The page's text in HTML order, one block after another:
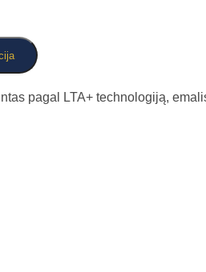
pagal LTA+ technologiją,